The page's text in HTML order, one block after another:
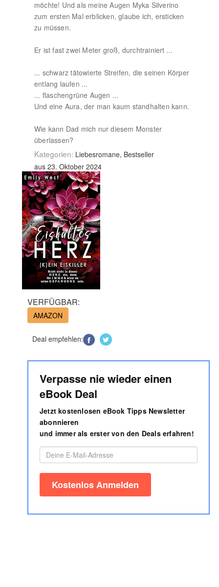
möchte! Und als meine Augen Myka Silverino
zum ersten Mal erblicken, glaube ich, ersticken
zu müssen.
Er ist fast zwei Meter groß, durchtrainiert ...
... schwarz tätowierte Streifen, die seinen Körper
entlang laufen ...
... flaschengrüne Augen ...
Und eine Aura, der man kaum standhalten kann.
Wie kann Dad mich nur diesem Monster
überlassen?
Kategorien: Liebesromane, Bestseller
aus 23. Oktober 2024
VERFÜGBAR:
AMAZON
Deal empfehlen:
Verpasse nie wieder einen
eBook Deal
Jetzt kostenlosen eBook Tipps Newsletter
abonnieren
und immer als erster von den Deals erfahren!